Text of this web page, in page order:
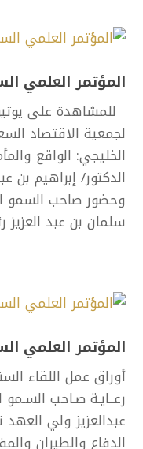
المؤتمر العلمي
للمشاهدة على
لجمعية الاقتصاد
الخليجي: الواقع
الدكتور/ إبراهيم بن
وحضور صاحب السمو
سلمان بن عبد
المؤتمر العلمي
رعــايـة صـاحب
عبدالعزيز ولي
الدفاع والطيران